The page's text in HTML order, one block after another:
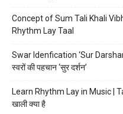
Concept of Sum Tali Khali
Rhythm Lay Taal
Swar Idenfication ‘Sur
स्वरों की पहचान ‘सुर दर्शन’
Learn Rhythm Lay in Music |
खाली क्या है